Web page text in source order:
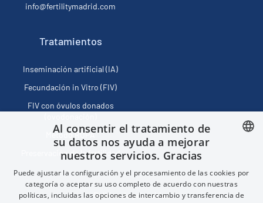
info@fertilitymadrid.com
Tratamientos
Inseminación artificial (IA)
Fecundación in Vitro (FIV)
FIV con óvulos donados
Método ROPA
Preservación de la fertilidad
Política de privacidad
SPANISH
FRENCH
ENGLISH
Al consentir el tratamiento de
su datos nos ayuda a mejorar
nuestros servicios. Gracias
Puede ajustar la configuración y el procesamiento de las cookies por
categoría o aceptar su uso completo de acuerdo con nuestras
políticas, incluidas las opciones de intercambio y transferencia de